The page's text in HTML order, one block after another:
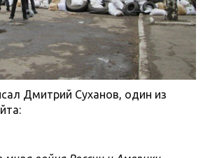
Дмитрий Суханов, один из